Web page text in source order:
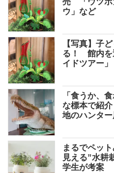
ウ」など
【写真】子
る！ 館内を
イドツアー」
「食うか、
な標本で紹
地のハンタ
まるでペッ
見える”水
学生が考案